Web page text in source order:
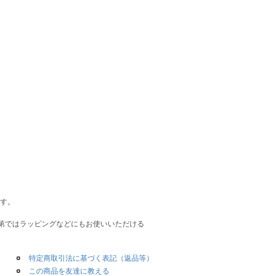
。
はラッピングなどにもお使いいただける
特定商取引法に基づく表記（返品等）
この商品を友達に教える